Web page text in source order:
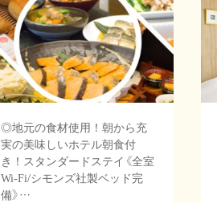
◎地元の食材使用！朝から充
実の美味しいホテル朝食付
き！スタンダードステイ《全室
Wi-Fi/シモンズ社製ベッド完
備》…